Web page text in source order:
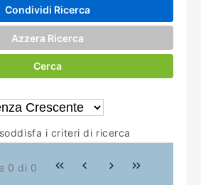
Condividi Ricerca
Azzera Ricerca
Cerca
i criteri di ricerca
0 di 0